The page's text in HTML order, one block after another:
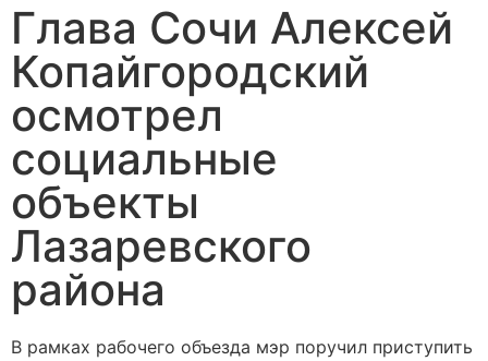
Глава Сочи Алексей
Копайгородский
осмотрел
социальные
объекты
Лазаревского
района
В рамках рабочего объезда мэр поручил приступить